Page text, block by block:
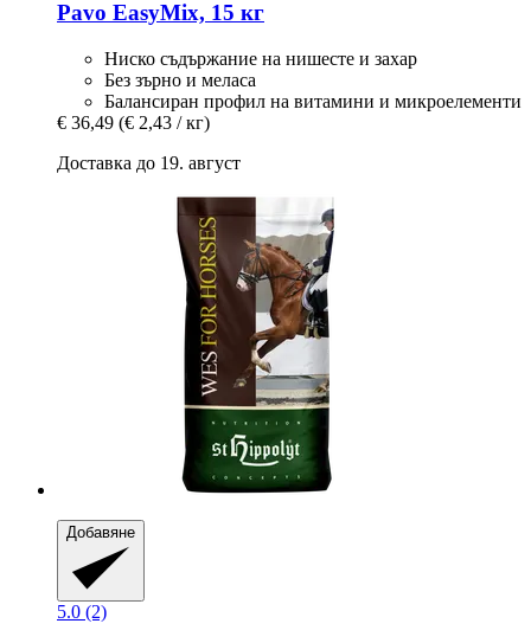
Pavo EasyMix, 15 кг
Ниско съдържание на нишесте и захар
Без зърно и меласа
Балансиран профил на витамини и микроелементи
€ 36,49 (€ 2,43 / кг)
Доставка до 19. август
Добавяне
5.0 (2)